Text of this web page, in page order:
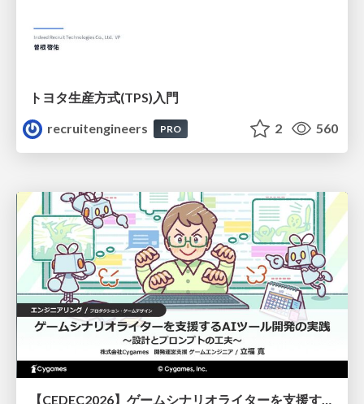
トヨタ⽣産⽅式(TPS)⼊⾨
recruitengineers
PRO 2 560
【CEDEC2026】ゲームシナリオライターを支援するAIツール開発の実践 ― 設計とプロンプトの工夫 ―